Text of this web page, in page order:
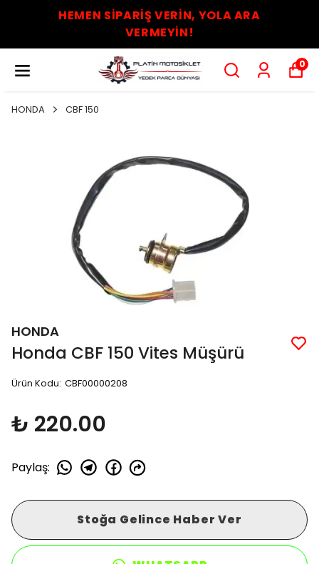
HEMEN SİPARİŞ VERİN, YOLA ARA
VERMEYİN!
0
HONDA CBF 150
HONDA
Honda CBF 150 Vites Müşürü
Ürün Kodu: CBF00000208
₺ 220.00
Paylaş:
Stoğa Gelince Haber Ver